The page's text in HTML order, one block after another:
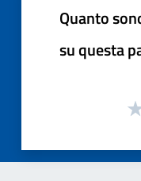
Quanto
su questa